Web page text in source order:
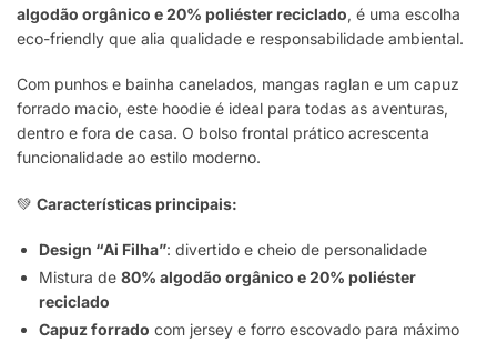
algodão orgânico e 20% poliéster reciclado, é uma escolha
eco-friendly que alia qualidade e responsabilidade ambiental.
Com punhos e bainha canelados, mangas raglan e um capuz
forrado macio, este hoodie é ideal para todas as aventuras,
dentro e fora de casa. O bolso frontal prático acrescenta
funcionalidade ao estilo moderno.
💚 Características principais:
Design “Ai Filha”: divertido e cheio de personalidade
Mistura de 80% algodão orgânico e 20% poliéster
reciclado
Capuz forrado com jersey e forro escovado para máximo